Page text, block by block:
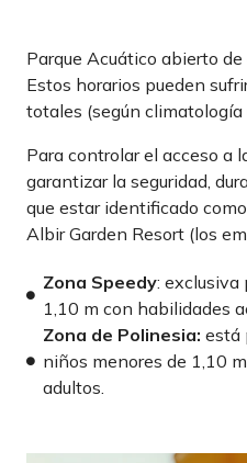
Parque Acuático abierto
Estos horarios pueden
totales (según climatología
Para controlar el acceso a
garantizar la seguridad,
que estar identificado
Albir Garden Resort (los
Zona Speedy: exclusiva
1,10 m con habilidades
Zona de Polinesia: está
niños menores de 1,10
adultos.